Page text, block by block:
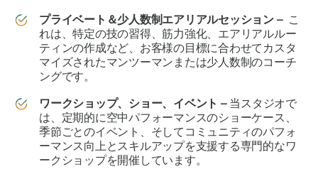
プライベート＆少人数制エアリアルセッション – こ
れは、特定の技の習得、筋力強化、エアリアルルー
ティンの作成など、お客様の目標に合わせてカスタ
マイズされたマンツーマンまたは少人数制のコーチ
ングです。
ワークショップ、ショー、イベント – 当スタジオで
は、定期的に空中パフォーマンスのショーケース、
季節ごとのイベント、そしてコミュニティのパフォ
ーマンス向上とスキルアップを支援する専門的なワ
ークショップを開催しています。